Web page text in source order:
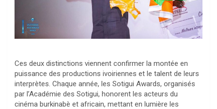
Ces deux distinctions viennent confirmer la montée en
puissance des productions ivoiriennes et le talent de leurs
interprètes. Chaque année, les Sotigui Awards, organisés
par l’Académie des Sotigui, honorent les acteurs du
cinéma burkinabè et africain, mettant en lumière les